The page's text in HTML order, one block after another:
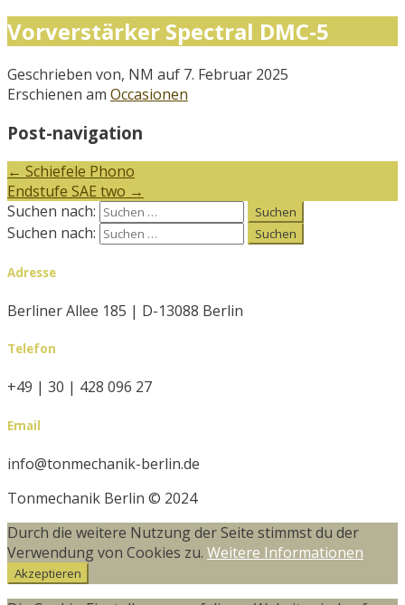
Vorverstärker Spectral DMC-5
Geschrieben von, NM auf 7. Februar 2025
Erschienen am Occasionen
Post-navigation
← Schiefele Phono
Endstufe SAE two →
Suchen nach:
Suchen nach:
Adresse
Berliner Allee 185 | D-13088 Berlin
Telefon
+49 | 30 | 428 096 27
Email
info@tonmechanik-berlin.de
Tonmechanik Berlin © 2024
Durch die weitere Nutzung der Seite stimmst du der
Verwendung von Cookies zu. Weitere Informationen
Akzeptieren